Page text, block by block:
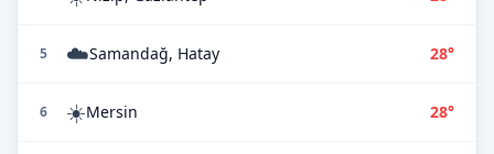
5 ☁️Samandağ, Hatay 28°
6 ☀️Mersin 28°